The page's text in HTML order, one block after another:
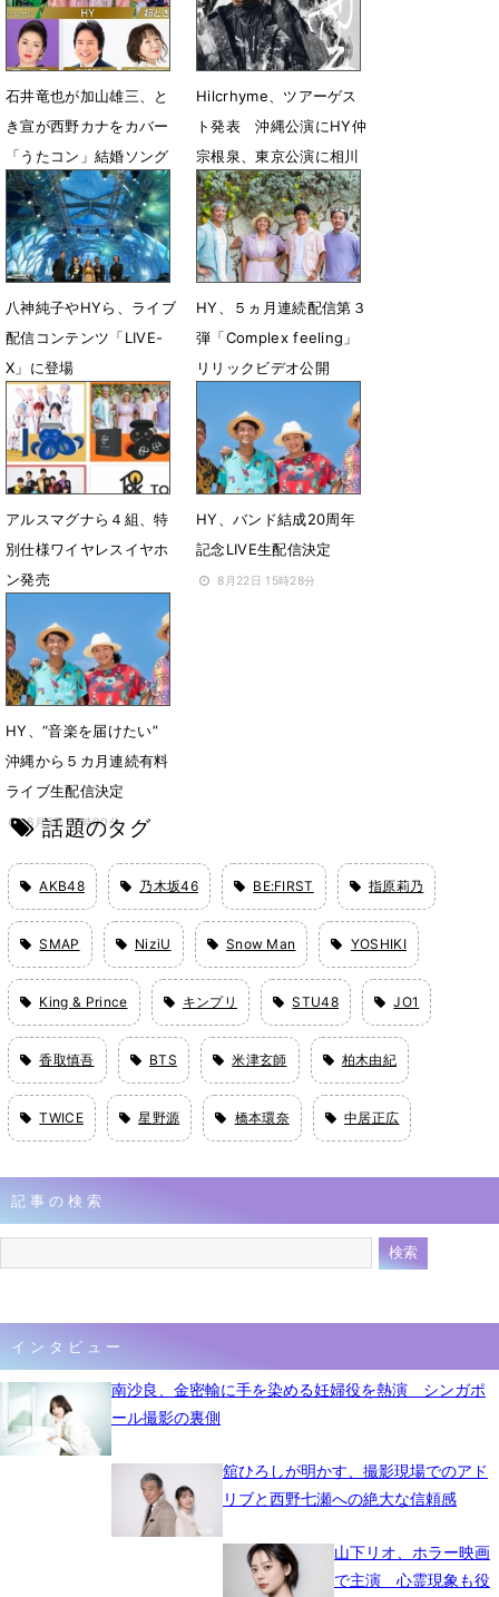
化
12月28日 18時13分
6月24日 17時00分
石井竜也が加山雄三、と
き宣が西野カナをカバー
「うたコン」結婚ソング
特集
6月5日 14時46分
Hilcrhyme、ツアーゲス
ト発表 沖縄公演にHY仲
宗根泉、東京公演に相川
七瀬が出演
12月16日 18時56分
八神純子やHYら、ライブ
配信コンテンツ「LIVE-
X」に登場
12月19日 16時07分
HY、５ヵ月連続配信第３
弾「Complex feeling」
リリックビデオ公開
アルスマグナら４組、特
別仕様ワイヤレスイヤホ
ン発売
HY、バンド結成20周年
記念LIVE生配信決定
8月22日 15時28分
HY、“音楽を届けたい”
沖縄から５カ月連続有料
ライブ生配信決定
6月5日 17時00分
話題のタグ
AKB48 乃木坂46 BE:FIRST 指原莉乃
SMAP NiziU Snow Man YOSHIKI
King & Prince キンプリ STU48 JO1
香取慎吾 BTS 米津玄師 柏木由紀
TWICE 星野源 橋本環奈 中居正広
記事の検索
インタビュー
南沙良、金密輸に手を染める妊婦役を熱演 シンガポ
ール撮影の裏側
舘ひろしが明かす、撮影現場でのアド
リブと西野七瀬への絶大な信頼感
山下リオ、ホラー映画
で主演 心霊現象も役